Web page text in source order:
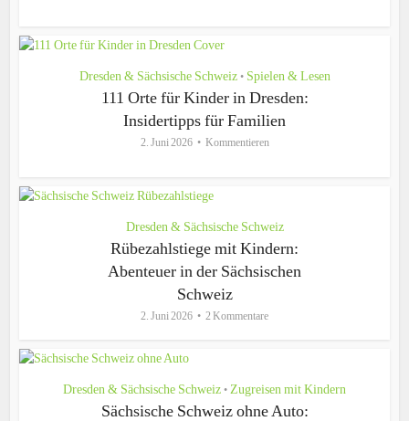
Dresden & Sächsische Schweiz • Spielen & Lesen
111 Orte für Kinder in Dresden:
Insidertipps für Familien
2. Juni 2026 Kommentieren
Dresden & Sächsische Schweiz
Rübezahlstiege mit Kindern:
Abenteuer in der Sächsischen
Schweiz
2. Juni 2026 2 Kommentare
Dresden & Sächsische Schweiz • Zugreisen mit Kindern
Sächsische Schweiz ohne Auto: